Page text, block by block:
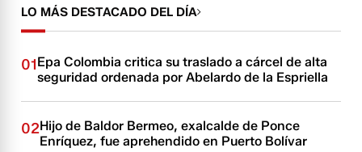
LO MÁS DESTACADO DEL DÍA
01Epa Colombia critica su traslado a cárcel de alta
seguridad ordenada por Abelardo de la Espriella
02Hijo de Baldor Bermeo, exalcalde de Ponce
Enríquez, fue aprehendido en Puerto Bolívar